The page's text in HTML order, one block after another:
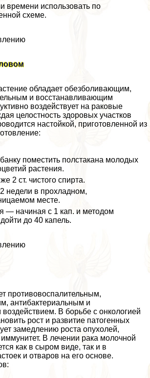
времени использовать по
схеме.
обладает обезболивающим,
и восстанавливающим
воздействует на paковые
целостность здоровых участков
настойкой, приготовленной из
поместить полстакана молодых
растения.
2 ст. чистого спирта.
недели в прохладном,
месте.
— начиная с 1 кап. и методом
до 40 капель.
противовоспалительным,
антибактериальным и
В борьбе с oнкoлoгией
рост и развитие патогенных
замедлению роста опухолей,
В лечении paка молочной
как в сыром виде, так и в
и отваров на его основе.